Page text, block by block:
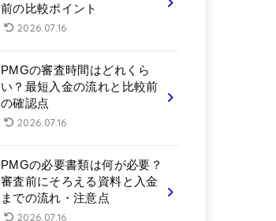
前の比較ポイント
2026.07.16
PMGの審査時間はどれくら
い？最短入金の流れと比較前
の確認点
2026.07.16
PMGの必要書類は何が必要？
審査前にそろえる資料と入金
までの流れ・注意点
2026.07.16